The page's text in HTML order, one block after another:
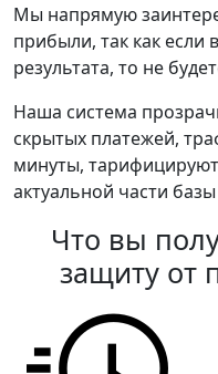
Мы напрямую
прибыли, так как
результата, то не
Наша система
скрытых платежей,
минуты,
актуальной части
Что вы
защиту от